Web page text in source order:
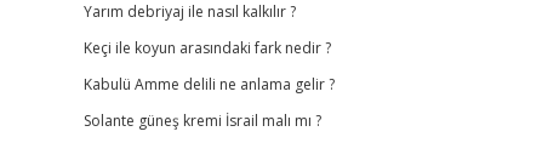
Yarım debriyaj ile nasıl kalkılır ?
Keçi ile koyun arasındaki fark nedir ?
Kabulü Amme delili ne anlama gelir ?
Solante güneş kremi İsrail malı mı ?